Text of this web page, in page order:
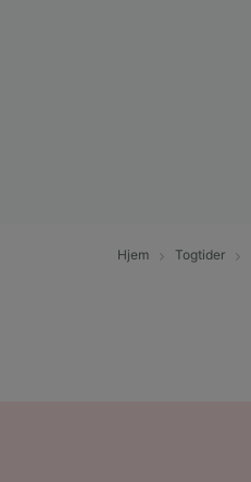
Hjem Togtider